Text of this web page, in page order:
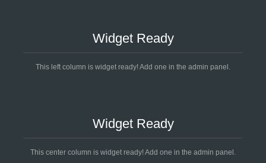
Widget Ready
This left column is widget ready! Add one in the admin panel.
Widget Ready
This center column is widget ready! Add one in the admin panel.